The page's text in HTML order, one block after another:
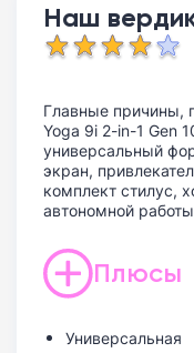
Наш
Главные причины,
Yoga 9i 2-in-1 Gen
универсальный
экран,
комплект стилус,
автономной
Плюсы
Универсальная